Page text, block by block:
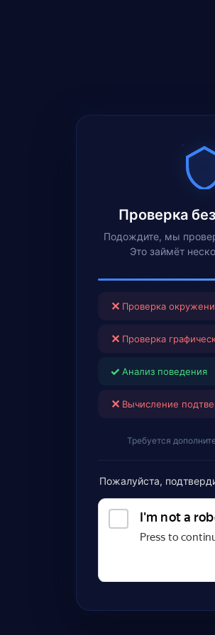
Проверка
Подождите, мы
Это займёт
✕ Проверка
✕ Проверка
✓ Анализ поведения
✕ Вычисление
Требуется
Пожалуйста,